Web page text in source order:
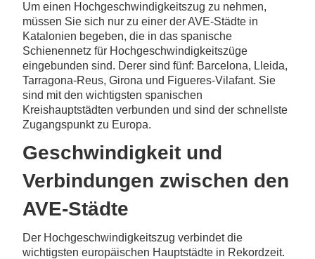
Um einen Hochgeschwindigkeitszug zu nehmen,
müssen Sie sich nur zu einer der AVE-Städte in
Katalonien begeben, die in das spanische
Schienennetz für Hochgeschwindigkeitszüge
eingebunden sind. Derer sind fünf: Barcelona, Lleida,
Tarragona-Reus, Girona und Figueres-Vilafant. Sie
sind mit den wichtigsten spanischen
Kreishauptstädten verbunden und sind der schnellste
Zugangspunkt zu Europa.
Geschwindigkeit und
Verbindungen zwischen den
AVE-Städte
Der Hochgeschwindigkeitszug verbindet die
wichtigsten europäischen Hauptstädte in Rekordzeit.